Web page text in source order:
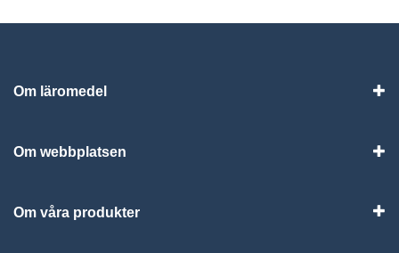
Om läromedel
Om webbplatsen
Om våra produkter